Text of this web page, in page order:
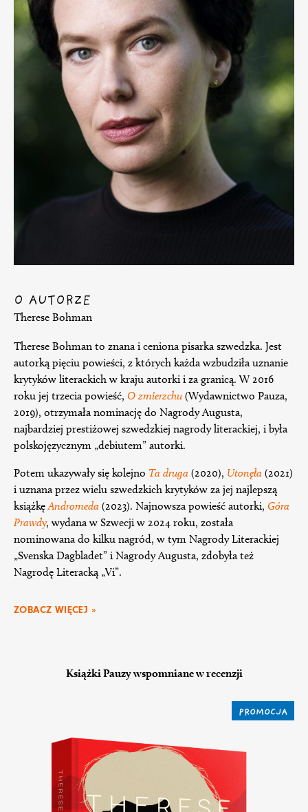
O AUTORZE
Therese Bohman
Therese Bohman to znana i ceniona pisarka szwedzka. Jest
autorką pięciu powieści, z których każda wzbudziła uznanie
krytyków literackich w kraju autorki i za granicą. W 2016
roku jej trzecia powieść, O zmierzchu (Wydawnictwo Pauza,
2019), otrzymała nominację do Nagrody Augusta,
najbardziej prestiżowej szwedzkiej nagrody literackiej, i była
polskojęzycznym „debiutem” autorki.
Potem ukazywały się kolejno Ta druga (2020), Utonęła (2021)
i uznana przez wielu szwedzkich krytyków za jej najlepszą
książkęAndromeda (2023). Najnowsza powieść autorki, Góra
Prawdy, wydana w Szwecji w 2024 roku, została
nominowana do kilku nagród, w tym Nagrody Literackiej
„Svenska Dagbladet” i Nagrody Augusta, zdobyła też
Nagrodę Literacką „Vi”.
ZOBACZ WIĘCEJ »
Książki Pauzy wspomniane w recenzji
PROMOCJA